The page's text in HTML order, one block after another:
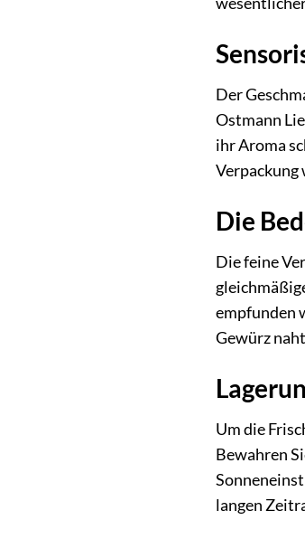
Der
Ostmann
ihr Aroma
Verpackung
Die
Die feine
empfunden
Gewürz
Um die
Bewahren
langen